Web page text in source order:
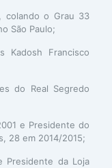
colando o Grau 33
São Paulo;
Kadosh Francisco
do Real Segredo
e Presidente do
28 em 2014/2015;
Presidente da Loja